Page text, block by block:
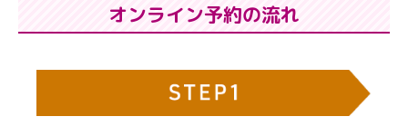
オンライン予約の流れ